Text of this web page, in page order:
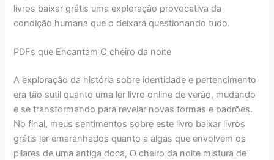
livros baixar grátis uma exploração provocativa da
condição humana que o deixará questionando tudo.
PDFs que Encantam O cheiro da noite
A exploração da história sobre identidade e pertencimento
era tão sutil quanto uma ler livro online de verão, mudando
e se transformando para revelar novas formas e padrões.
No final, meus sentimentos sobre este livro baixar livros
grátis ler emaranhados quanto a algas que envolvem os
pilares de uma antiga doca, O cheiro da noite mistura de